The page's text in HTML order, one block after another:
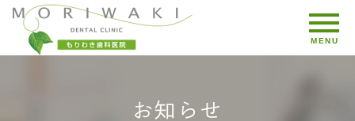
お知らせ